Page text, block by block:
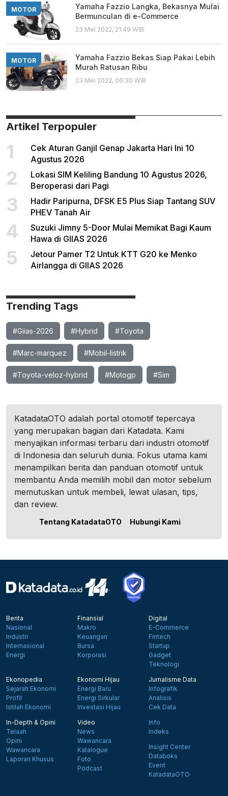
MOTOR
Yamaha Fazzio Langka, Bekasnya Mulai
Bermunculan di e-Commerce
23 Mei 2022, 21:49 WIB
MOTOR
Yamaha Fazzio Bekas Siap Pakai Lebih
Murah Ratusan Ribu
23 Mei 2022, 06:30 WIB
Artikel Terpopuler
1
Cek Aturan Ganjil Genap Jakarta Hari Ini 10
Agustus 2026
2
Lokasi SIM Keliling Bandung 10 Agustus 2026,
Beroperasi dari Pagi
3
Hadir Paripurna, DFSK E5 Plus Siap Tantang SUV
PHEV Tanah Air
4
Suzuki Jimny 5-Door Mulai Memikat Bagi Kaum
Hawa di GIIAS 2026
5
Jetour Pamer T2 Untuk KTT G20 ke Menko
Airlangga di GIIAS 2026
Trending Tags
#Giias-2026 #Hybrid #Toyota
#Marc-marquez #Mobil-listrik
#Toyota-veloz-hybrid #Motogp #Sim
KatadataOTO adalah portal otomotif tepercaya
yang merupakan bagian dari Katadata. Kami
menyajikan informasi terbaru dari industri otomotif
di Indonesia dan seluruh dunia. Fokus utama kami
menampilkan berita dan panduan otomotif untuk
membantu Anda memilih mobil dan motor sebelum
memutuskan untuk membeli, lewat ulasan, tips,
dan review.
Tentang KatadataOTO Hubungi Kami
Berita
Nasional
Industri
Internasional
Energi
Finansial
Makro
Keuangan
Bursa
Korporasi
Digital
E-Commerce
Fintech
Startup
Gadget
Teknologi
Ekonopedia
Sejarah Ekonomi
Profil
Istilah Ekonomi
Ekonomi Hijau
Energi Baru
Energi Sirkular
Investasi Hijau
Jurnalisme Data
Infografik
Analisis
Cek Data
In-Depth & Opini
Telaah
Opini
Wawancara
Laporan Khusus
Video
News
Wawancara
Katalogue
Foto
Podcast
Info
Indeks
Insight Center
Databoks
Event
KatadataOTO